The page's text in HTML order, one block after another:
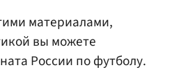
материалами,
вы можете
России по футболу.